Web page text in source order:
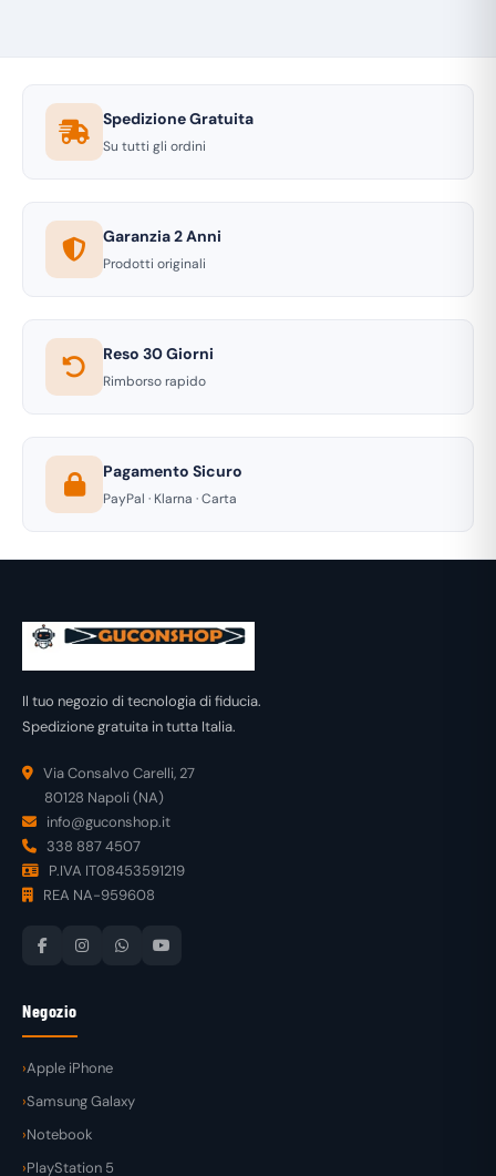
Spedizione Gratuita
Su tutti gli ordini
Garanzia 2 Anni
Prodotti originali
Reso 30 Giorni
Rimborso rapido
Pagamento Sicuro
PayPal · Klarna · Carta
Il tuo negozio di tecnologia di fiducia.
Spedizione gratuita in tutta Italia.
Via Consalvo Carelli, 27
80128 Napoli (NA)
info@guconshop.it
338 887 4507
P.IVA IT08453591219
REA NA-959608
Negozio
Apple iPhone
Samsung Galaxy
Notebook
PlayStation 5